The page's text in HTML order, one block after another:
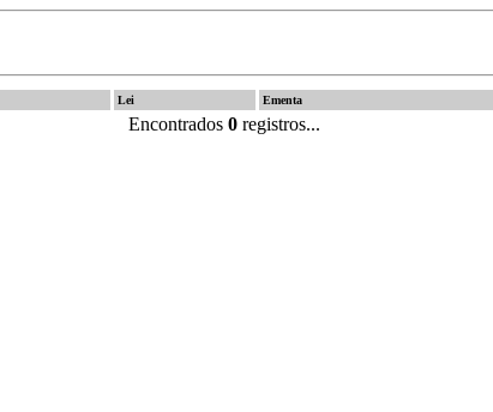
Lei Ementa
Encontrados 0 registros...